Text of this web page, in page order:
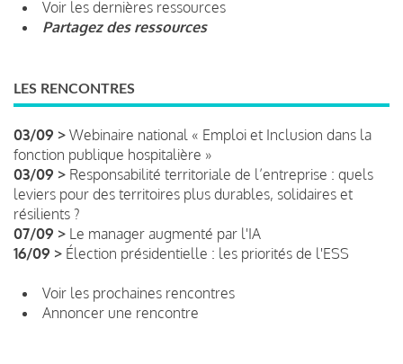
Voir les dernières ressources
Partagez des ressources
LES RENCONTRES
03/09 > Webinaire national « Emploi et Inclusion dans la
fonction publique hospitalière »
03/09 > Responsabilité territoriale de l’entreprise : quels
leviers pour des territoires plus durables, solidaires et
résilients ?
07/09 > Le manager augmenté par l'IA
16/09 > Élection présidentielle : les priorités de l'ESS
Voir les prochaines rencontres
Annoncer une rencontre